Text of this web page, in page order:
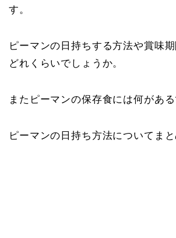
す。
ピーマンの日持ちする方法や賞味
どれくらいでしょうか。
またピーマンの保存食には何がある
ピーマンの日持ち方法についてまと